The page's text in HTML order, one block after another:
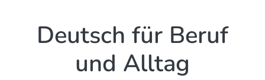
Deutsch für Beruf
und Alltag